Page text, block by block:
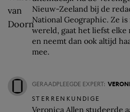
Nieuw-Zeeland bij de
National Geographic. Ze
wereld, gaat het liefst elke
en neemt dan ook altijd
mee.
GERAADPLEEGDE EXPERT:
STERRENKUNDIGE
Veronica Allen studeerde